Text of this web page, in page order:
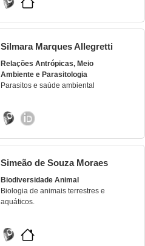
Silmara Marques Allegretti
Relações Antrópicas, Meio
Ambiente e Parasitologia
Parasitos e saúde ambiental
Simeão de Souza Moraes
Biodiversidade Animal
Biologia de animais terrestres e
aquáticos.